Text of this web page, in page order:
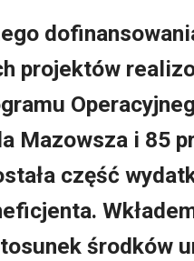
projektów
Mazowsza i 85
część
środków